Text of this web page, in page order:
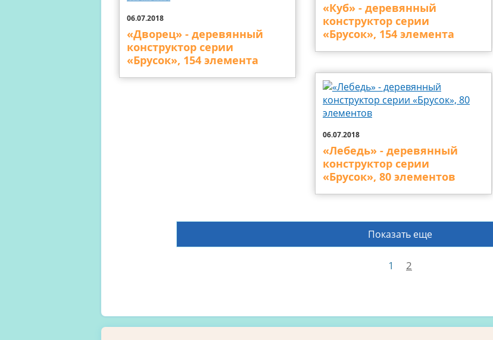
«Куб» - деревянный
конструктор серии
«Брусок», 154 элемента
06.07.2018
«Дворец» - деревянный
конструктор серии
«Брусок», 154 элемента
06.07.2018
«Лебедь» - деревянный
конструктор серии
«Брусок», 80 элементов
Показать еще
1 2